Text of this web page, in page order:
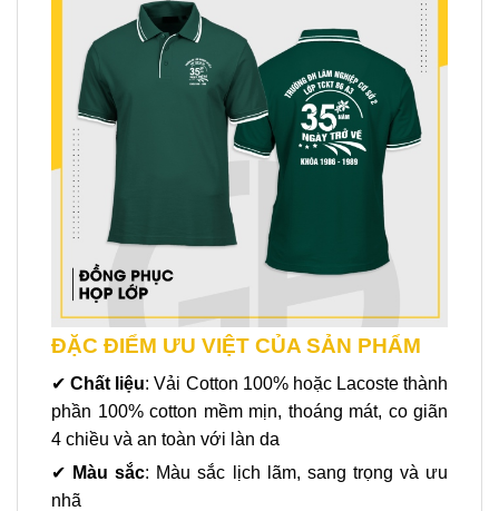
ĐẶC ĐIỂM ƯU VIỆT CỦA SẢN PHẨM
✔Chất liệu: Vải Cotton 100% hoặc Lacoste thành
phần 100% cotton mềm mịn, thoáng mát, co giãn
4 chiều và an toàn với làn da
✔ Màu sắc: Màu sắc lịch lãm, sang trọng và ưu
nhã